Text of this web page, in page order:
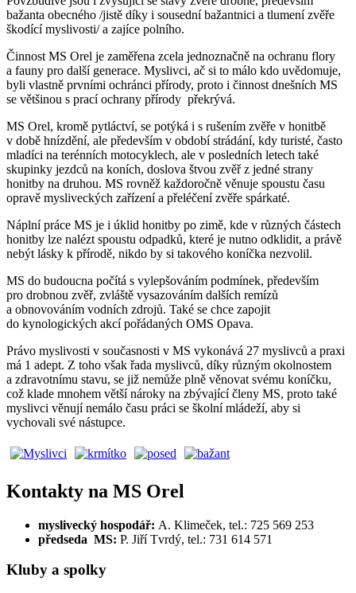
bažanta obecného /jistě díky i sousední bažantnici a tlumení zvěře
škodící myslivosti/ a zajíce polního.
Činnost MS Orel je zaměřena zcela jednoznačně na ochranu flory
a fauny pro další generace. Myslivci, ač si to málo kdo uvědomuje,
byli vlastně prvními ochránci přírody, proto i činnost dnešních MS
se většinou s prací ochrany přírody překrývá.
MS Orel, kromě pytláctví, se potýká i s rušením zvěře v honitbě
v době hnízdění, ale především v období strádání, kdy turisté, často
mladíci na terénních motocyklech, ale v posledních letech také
skupinky jezdců na koních, doslova štvou zvěř z jedné strany
honitby na druhou. MS rovněž každoročně věnuje spoustu času
opravě mysliveckých zařízení a přeléčení zvěře spárkaté.
Náplní práce MS je i úklid honitby po zimě, kde v různých částech
honitby lze nalézt spoustu odpadků, které je nutno odklidit, a právě
nebýt lásky k přírodě, nikdo by si takového koníčka nezvolil.
MS do budoucna počítá s vylepšováním podmínek, především
pro drobnou zvěř, zvláště vysazováním dalších remízů
a obnovováním vodních zdrojů. Také se chce zapojit
do kynologických akcí pořádaných OMS Opava.
Právo myslivosti v současnosti v MS vykonává 27 myslivců a praxi
má 1 adept. Z toho však řada myslivců, díky různým okolnostem
a zdravotnímu stavu, se již nemůže plně věnovat svému koníčku,
což klade mnohem větší nároky na zbývající členy MS, proto také
myslivci věnují nemálo času práci se školní mládeží, aby si
vychovali své nástupce.
Kontakty na MS Orel
myslivecký hospodář: A. Klimeček, tel.: 725 569 253
předseda MS: P. Jiří Tvrdý, tel.: 731 614 571
Kluby a spolky